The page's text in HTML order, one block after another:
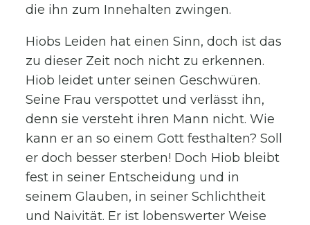
die ihn zum Innehalten zwingen.
Hiobs Leiden hat einen Sinn, doch ist das
zu dieser Zeit noch nicht zu erkennen.
Hiob leidet unter seinen Geschwüren.
Seine Frau verspottet und verlässt ihn,
denn sie versteht ihren Mann nicht. Wie
kann er an so einem Gott festhalten? Soll
er doch besser sterben! Doch Hiob bleibt
fest in seiner Entscheidung und in
seinem Glauben, in seiner Schlichtheit
und Naivität. Er ist lobenswerter Weise